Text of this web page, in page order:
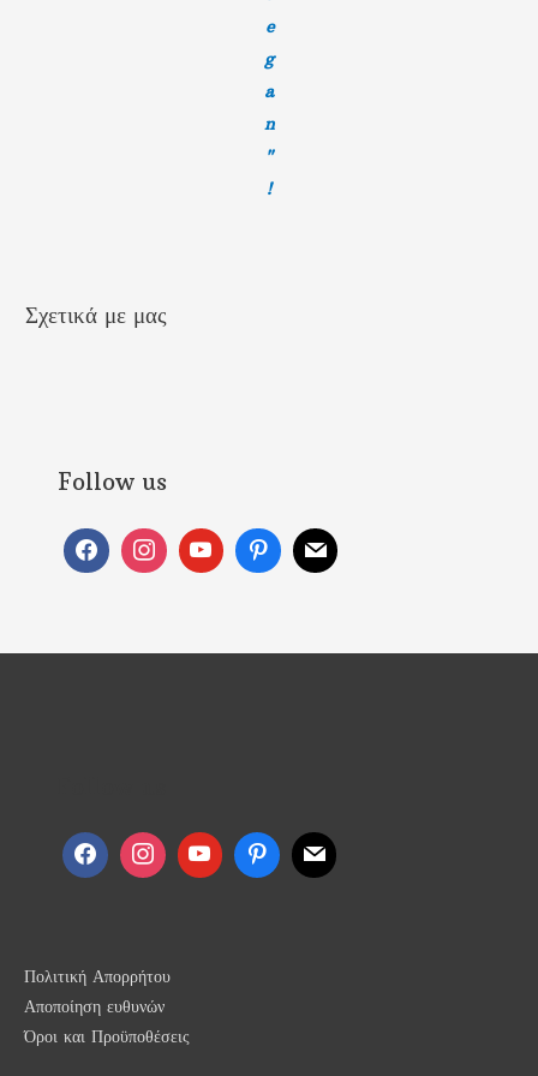
e
g
a
n
"
!
Σχετικά με μας
Follow us
Πολιτική Απορρήτου
Αποποίηση ευθυνών
Όροι και Προϋποθέσεις